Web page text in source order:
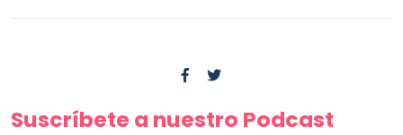
Suscríbete a nuestro Podcast